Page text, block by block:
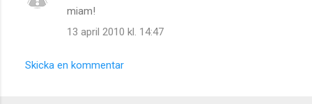
miam!
13 april 2010 kl. 14:47
Skicka en kommentar